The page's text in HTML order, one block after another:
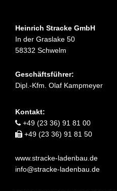
Heinrich Stracke GmbH
In der Graslake 50
58332 Schwelm
Geschäftsführer:
Dipl.-Kfm. Olaf Kampmeyer
Kontakt:
+49 (23 36) 91 81 00
+49 (23 36) 91 81 50
www.stracke-ladenbau.de
info@stracke-ladenbau.de